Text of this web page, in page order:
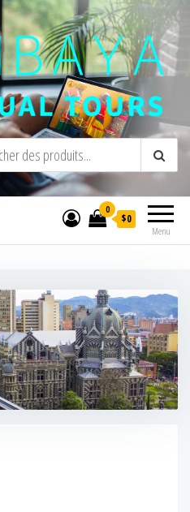
Visites virtuelles interactives en direct
Menu
0
$0